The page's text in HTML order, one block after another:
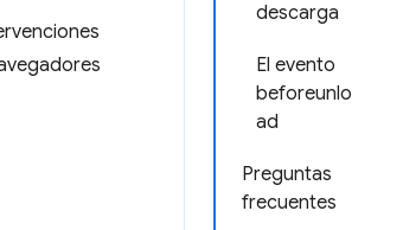
descarga
El evento
beforeunlo
ad
Preguntas
frecuentes